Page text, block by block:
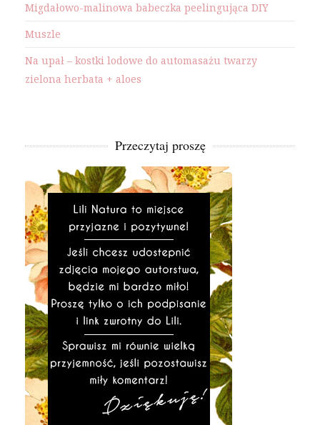
Migdałowo-malinowa babeczka peelingująca DIY
Muszle
Na upał – kostki lodowe do automasażu twarzy
zielona herbata + aloes
Przeczytaj proszę